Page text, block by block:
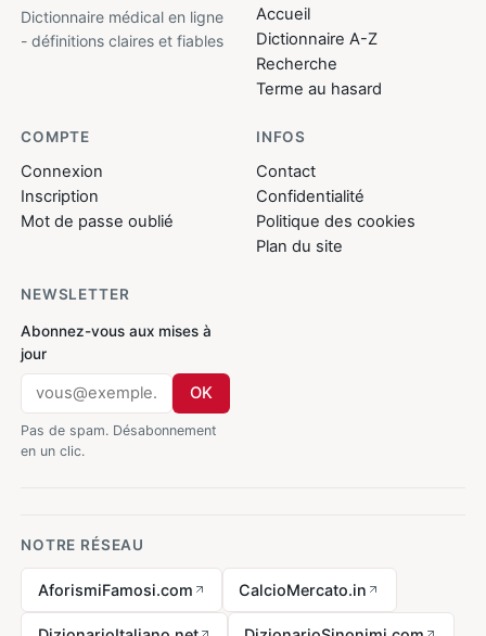
Dictionnaire médical en ligne
- définitions claires et fiables
Accueil
Dictionnaire A-Z
Recherche
Terme au hasard
COMPTE
Connexion
Inscription
Mot de passe oublié
INFOS
Contact
Confidentialité
Politique des cookies
Plan du site
NEWSLETTER
Abonnez-vous aux mises à
jour
OK
Pas de spam. Désabonnement
en un clic.
NOTRE RÉSEAU
AforismiFamosi.com CalcioMercato.in